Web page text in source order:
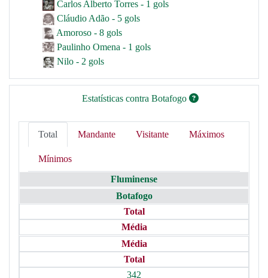
Carlos Alberto Torres - 1 gols
Cláudio Adão - 5 gols
Amoroso - 8 gols
Paulinho Omena - 1 gols
Nilo - 2 gols
Estatísticas contra Botafogo
Total Mandante Visitante Máximos
Mínimos
Fluminense
Botafogo
Total
Média
Média
Total
342